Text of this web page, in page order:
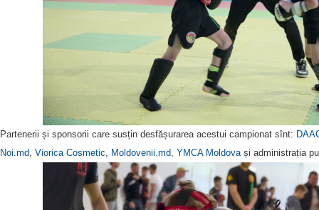
Partenerii și sponsorii care susțin desfășurarea acestui campionat sînt:
Noi.md, Viorica Cosmetic, Moldovenii.md, YMCA Moldovași administrația